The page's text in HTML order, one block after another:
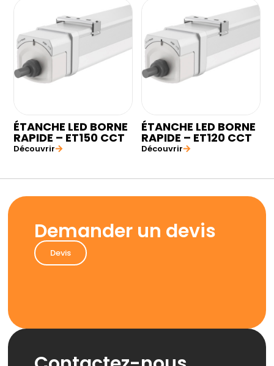
ÉTANCHE LED BORNE
RAPIDE – ET150 CCT
Découvrir
ÉTANCHE LED BORNE
RAPIDE – ET120 CCT
Découvrir
Demander un devis
Devis